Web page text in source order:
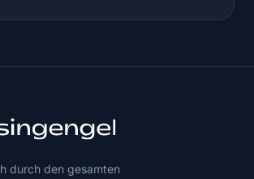
durch den gesamten